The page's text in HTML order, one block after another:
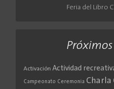
Feria del Libro
Activación Actividad
Campeonato Ceremonia Charla